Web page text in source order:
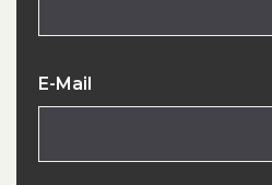
E-Mail